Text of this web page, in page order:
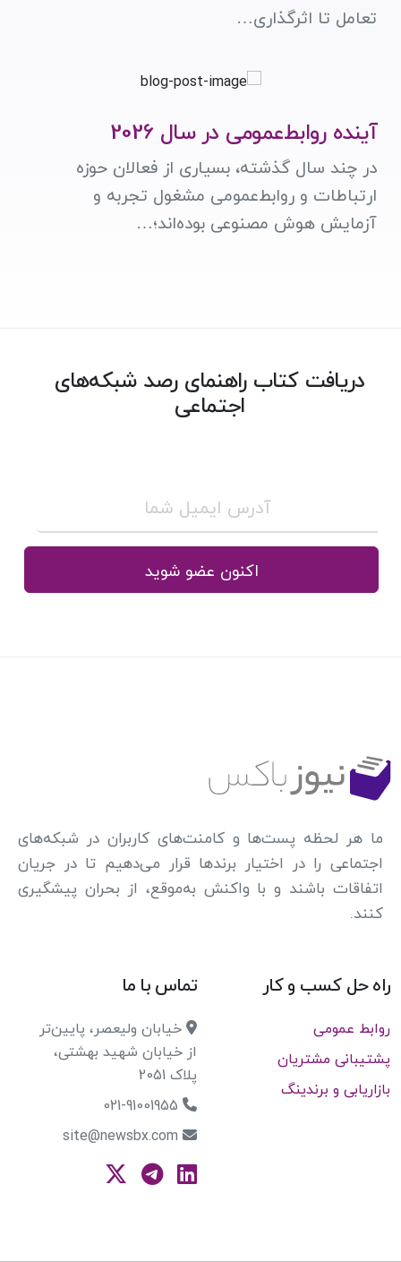
تعامل تا اثرگذاری…
آینده روابط‌عمومی در سال 2026
در چند سال گذشته، بسیاری از فعالان حوزه
ارتباطات و روابط‌عمومی مشغول تجربه و
آزمایش هوش مصنوعی بوده‌اند؛…
دریافت کتاب راهنمای رصد شبکه‌های
اجتماعی
اکنون عضو شوید
ما هر لحظه پست‌ها و کامنت‌های کاربران در شبکه‌های
اجتماعی را در اختیار برندها قرار می‌دهیم تا در جریان
اتفاقات باشند و با واکنش به‌موقع، از بحران پیشگیری
کنند.
راه حل کسب و کار
روابط عمومی
پشتیبانی مشتریان
بازاریابی و برندینگ
تماس با ما
خیابان ولیعصر، پایین‌تر
از خیابان شهید بهشتی،
پلاک 2051